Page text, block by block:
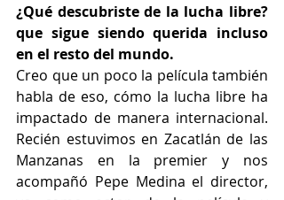
¿Qué descubriste de la lucha libre?
que sigue siendo querida incluso
en el resto del mundo.
Creo que un poco la película también
habla de eso, cómo la lucha libre ha
impactado de manera internacional.
Recién estuvimos en Zacatlán de las
Manzanas en la premier y nos
acompañó Pepe Medina el director,